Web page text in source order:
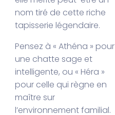
nom tiré de cette riche
tapisserie légendaire.
Pensez à « Athéna » pour
une chatte sage et
intelligente, ou « Héra »
pour celle qui règne en
maître sur
l’environnement familial.